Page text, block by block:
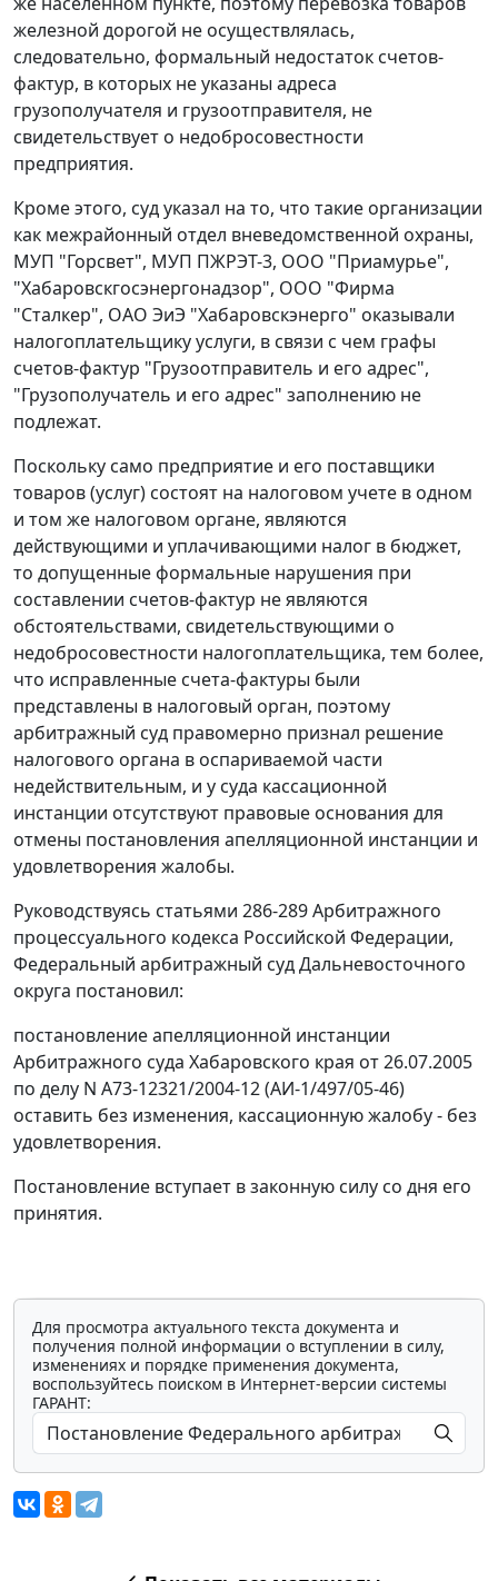
железной дорогой не осуществлялась,
следовательно, формальный недостаток счетов-
фактур, в которых не указаны адреса
грузополучателя и грузоотправителя, не
свидетельствует о недобросовестности
предприятия.
Кроме этого, суд указал на то, что такие организации
как межрайонный отдел вневедомственной охраны,
МУП "Горсвет", МУП ПЖРЭТ-3, ООО "Приамурье",
"Хабаровскгосэнергонадзор", ООО "Фирма
"Сталкер", ОАО ЭиЭ "Хабаровскэнерго" оказывали
налогоплательщику услуги, в связи с чем графы
счетов-фактур "Грузоотправитель и его адрес",
"Грузополучатель и его адрес" заполнению не
подлежат.
Поскольку само предприятие и его поставщики
товаров (услуг) состоят на налоговом учете в одном
и том же налоговом органе, являются
действующими и уплачивающими налог в бюджет,
то допущенные формальные нарушения при
составлении счетов-фактур не являются
обстоятельствами, свидетельствующими о
недобросовестности налогоплательщика, тем более,
что исправленные счета-фактуры были
представлены в налоговый орган, поэтому
арбитражный суд правомерно признал решение
налогового органа в оспариваемой части
недействительным, и у суда кассационной
инстанции отсутствуют правовые основания для
отмены постановления апелляционной инстанции и
удовлетворения жалобы.
Руководствуясь статьями 286-289Арбитражного
процессуального кодекса Российской Федерации,
Федеральный арбитражный суд Дальневосточного
округа постановил:
постановление апелляционной инстанции
Арбитражного суда Хабаровского края от 26.07.2005
по делу N А73-12321/2004-12 (АИ-1/497/05-46)
оставить без изменения, кассационную жалобу - без
удовлетворения.
Постановление вступает в законную силу со дня его
принятия.
Для просмотра актуального текста документа и
получения полной информации о вступлении в силу,
изменениях и порядке применения документа,
воспользуйтесь поиском в Интернет-версии системы
ГАРАНТ: